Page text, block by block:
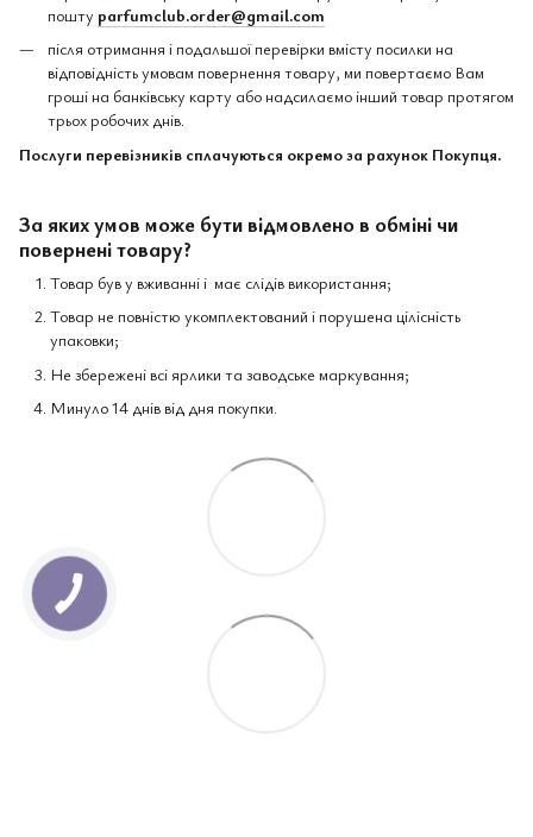
пошту parfumclub.order@gmail.com
після отримання і подальшої перевірки вмісту посилки на
відповідність умовам повернення товару, ми повертаємо Вам
гроші на банківську карту або надсилаємо інший товар протягом
трьох робочих днів.
Послуги перевізників сплачуються окремо за рахунок Покупця.
За яких умов може бути відмовлено в обміні чи
повернені товару?
Товар був у вживанні і має слідів використання;
Товар не повністю укомплектований і порушена цілісність
упаковки;
Не збережені всі ярлики та заводське маркування;
Минуло 14 днів від дня покупки.